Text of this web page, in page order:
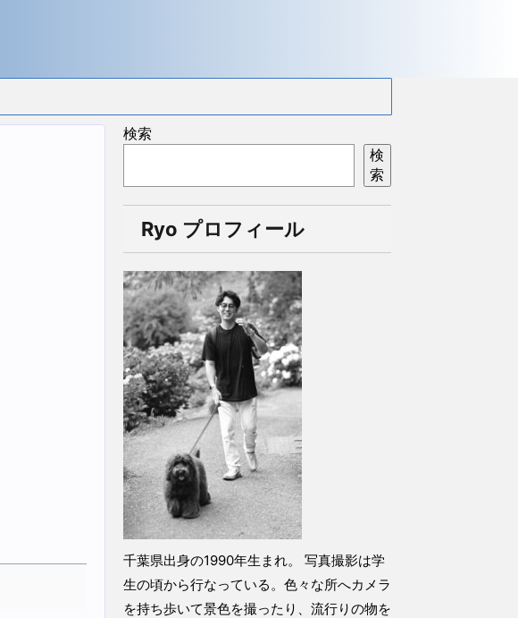
検索
検
索
Ryo プロフィール
千葉県出身の1990年生まれ。 写真撮影は学
生の頃から行なっている。色々な所へカメラ
を持ち歩いて景色を撮ったり、流行りの物を